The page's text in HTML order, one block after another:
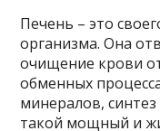
Печень – это
организма. Она
очищение крови
обменных
минералов,
такой мощный и